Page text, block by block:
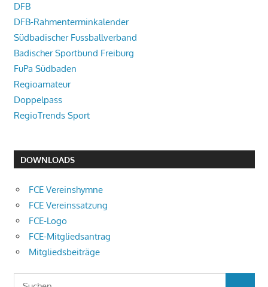
DFB
DFB-Rahmenterminkalender
Südbadischer Fussballverband
Badischer Sportbund Freiburg
FuPa Südbaden
Regioamateur
Doppelpass
RegioTrends Sport
DOWNLOADS
FCE Vereinshymne
FCE Vereinssatzung
FCE-Logo
FCE-Mitgliedsantrag
Mitgliedsbeiträge
Suchen